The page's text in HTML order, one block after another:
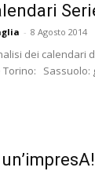
- 8 Agosto 2014
dei calendari
Torino: Sassuolo: